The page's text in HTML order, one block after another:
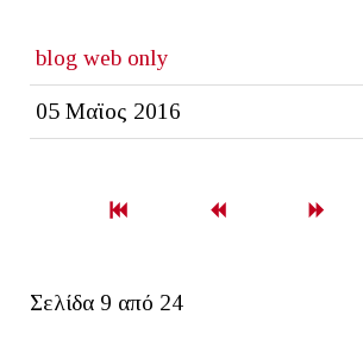
blog web only
05 Μαϊος 2016
Σελίδα 9 από 24